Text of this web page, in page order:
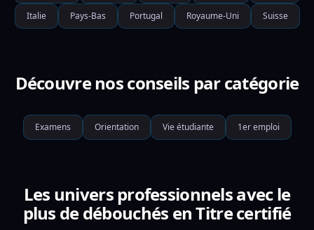
Italie Pays-Bas Portugal Royaume-Uni Suisse
Découvre nos conseils par catégorie
Examens Orientation Vie étudiante 1er emploi
Les univers professionnels avec le
plus de débouchés en Titre certifié